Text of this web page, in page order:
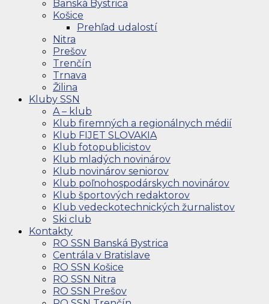
Banská Bystrica
Košice
Prehľad udalostí
Nitra
Prešov
Trenčín
Trnava
Žilina
Kluby SSN
A – klub
Klub firemných a regionálnych médií
Klub FIJET SLOVAKIA
Klub fotopublicistov
Klub mladých novinárov
Klub novinárov seniorov
Klub poľnohospodárskych novinárov
Klub športových redaktorov
Klub vedeckotechnických žurnalistov
Ski club
Kontakty
RO SSN Banská Bystrica
Centrála v Bratislave
RO SSN Košice
RO SSN Nitra
RO SSN Prešov